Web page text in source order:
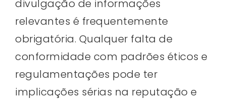
divulgação de informações
relevantes é frequentemente
obrigatória. Qualquer falta de
conformidade com padrões éticos e
regulamentações pode ter
implicações sérias na reputação e